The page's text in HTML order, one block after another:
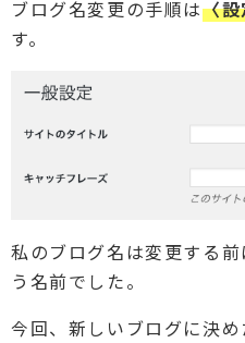
ブログ名変更の手順は〈
す。
私のブログ名は変更する
う名前でした。
今回、新しいブログに決